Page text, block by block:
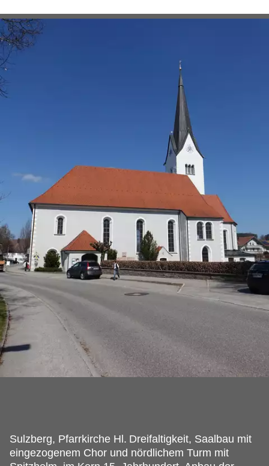
Sulzberg, Pfarrkirche Hl. Dreifaltigkeit, Saalbau mit
eingezogenem Chor und nördlichem Turm mit